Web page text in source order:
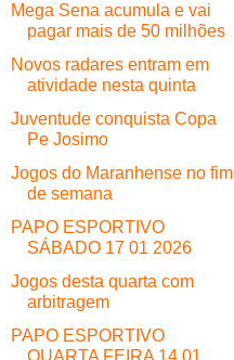
Mega Sena acumula e vai
pagar mais de 50 milhões
Novos radares entram em
atividade nesta quinta
Juventude conquista Copa
Pe Josimo
Jogos do Maranhense no fim
de semana
PAPO ESPORTIVO
SÁBADO 17 01 2026
Jogos desta quarta com
arbitragem
PAPO ESPORTIVO
QUARTA FEIRA 14 01